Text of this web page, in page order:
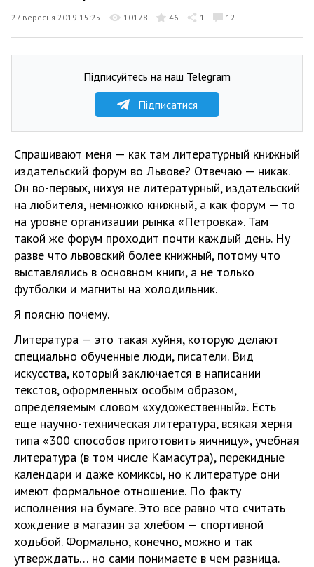
27 вересня 2019 15:25 10178 46 1 12
Підписуйтесь на наш Telegram
Підписатися
Спрашивают меня — как там литературный книжный
издательский форум во Львове? Отвечаю — никак.
Он во-первых, нихуя не литературный, издательский
на любителя, немножко книжный, а как форум — то
на уровне организации рынка «Петровка». Там
такой же форум проходит почти каждый день. Ну
разве что львовский более книжный, потому что
выставлялись в основном книги, а не только
футболки и магниты на холодильник.
Я поясню почему.
Литература — это такая хуйня, которую делают
специально обученные люди, писатели. Вид
искусства, который заключается в написании
текстов, оформленных особым образом,
определяемым словом «художественный». Есть
еще научно-техническая литература, всякая херня
типа «300 способов приготовить яичницу», учебная
литература (в том числе Камасутра), перекидные
календари и даже комиксы, но к литературе они
имеют формальное отношение. По факту
исполнения на бумаге. Это все равно что считать
хождение в магазин за хлебом — спортивной
ходьбой. Формально, конечно, можно и так
утверждать… но сами понимаете в чем разница.